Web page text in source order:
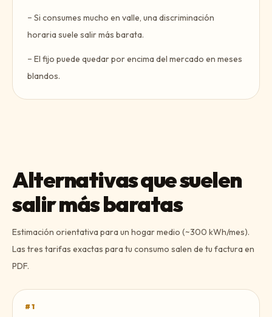
− Si consumes mucho en valle, una discriminación
horaria suele salir más barata.
− El fijo puede quedar por encima del mercado en meses
blandos.
Alternativas que suelen
salir más baratas
Estimación orientativa para un hogar medio (~300 kWh/mes).
Las tres tarifas exactas para tu consumo salen de tu factura en
PDF.
# 1